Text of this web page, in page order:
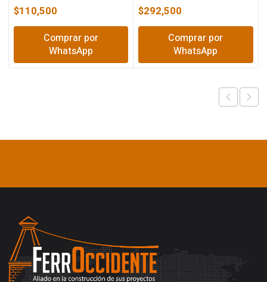
$110,500
Comprar por
WhatsApp
$292,500
Comprar por
WhatsApp